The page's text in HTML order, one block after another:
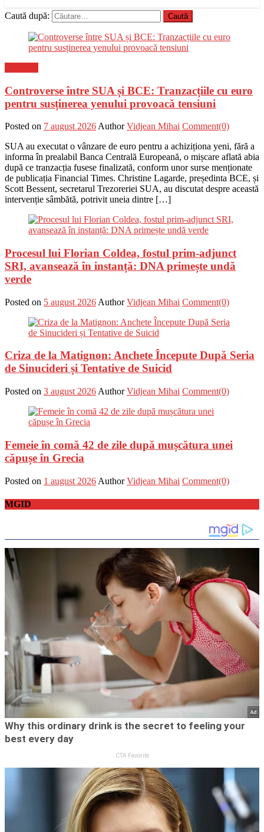
Caută după:
Controverse între SUA și BCE: Tranzacțiile cu euro
pentru susținerea yenului provoacă tensiuni
Posted on 7 august 2026 Author Vidjean Mihai Comment(0)
SUA au executat o vânzare de euro pentru a achiziționa yeni, fără a
informa în prealabil Banca Centrală Europeană, o mișcare aflată abia
după ce tranzacția fusese finalizată, conform unor surse menționate
de publicația Financial Times. Christine Lagarde, președinta BCE, și
Scott Bessent, secretarul Trezoreriei SUA, au discutat despre această
intervenție sâmbătă, potrivit uneia dintre […]
Procesul lui Florian Coldea, fostul prim-adjunct
SRI, avansează în instanță: DNA primește undă
verde
Posted on 5 august 2026 Author Vidjean Mihai Comment(0)
Criza de la Matignon: Anchete Începute După Seria
de Sinucideri și Tentative de Suicid
Posted on 3 august 2026 Author Vidjean Mihai Comment(0)
Femeie în comă 42 de zile după mușcătura unei
căpușe în Grecia
Posted on 1 august 2026 Author Vidjean Mihai Comment(0)
MGID